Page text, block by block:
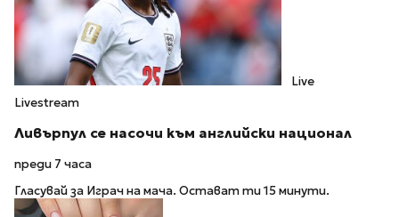
Live
Livestream
Ливърпул се насочи към английски национал
преди 7 часа
Гласувай за Играч на мача. Остават ти 15 минути.